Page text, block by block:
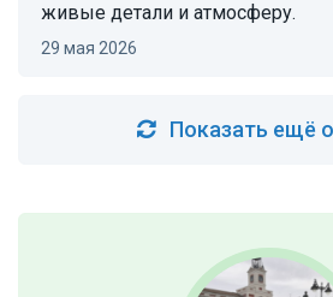
живые детали и атмосферу.
29 мая 2026
Показать ещё